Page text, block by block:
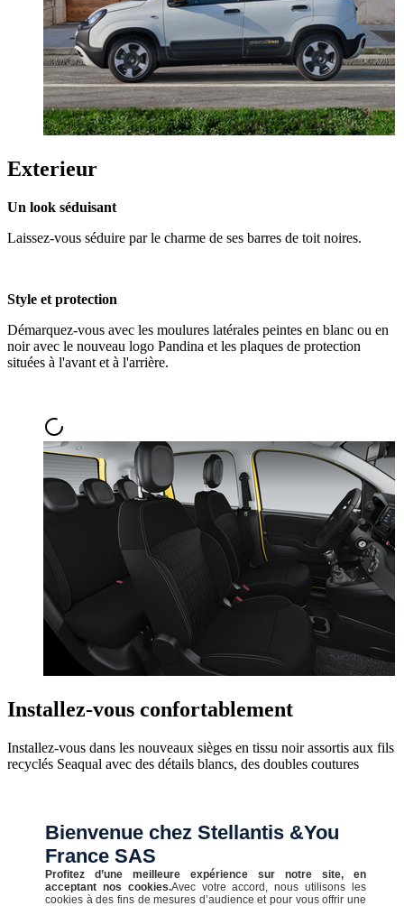
Exterieur
Un look séduisant
Laissez-vous séduire par le charme de ses barres de toit noires.
Style et protection
Démarquez-vous avec les moulures latérales peintes en blanc ou en
noir avec le nouveau logo Pandina et les plaques de protection
situées à l'avant et à l'arrière.
Installez-vous confortablement
Installez-vous dans les nouveaux sièges en tissu noir assortis aux fils
recyclés Seaqual avec des détails blancs, des doubles coutures
Bienvenue chez Stellantis &You
France SAS
Profitez d’une meilleure expérience sur notre site, en
acceptant nos cookies.Avec votre accord, nous utilisons les
cookies à des fins de mesures d’audience et pour vous offrir une